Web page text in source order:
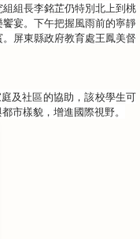
組長李銘芷仍特別北上到桃
宴。下午把握風雨前的寧靜
屏東縣政府教育處王鳳美督
及社區的協助，該校學生可
市樣貌，增進國際視野。